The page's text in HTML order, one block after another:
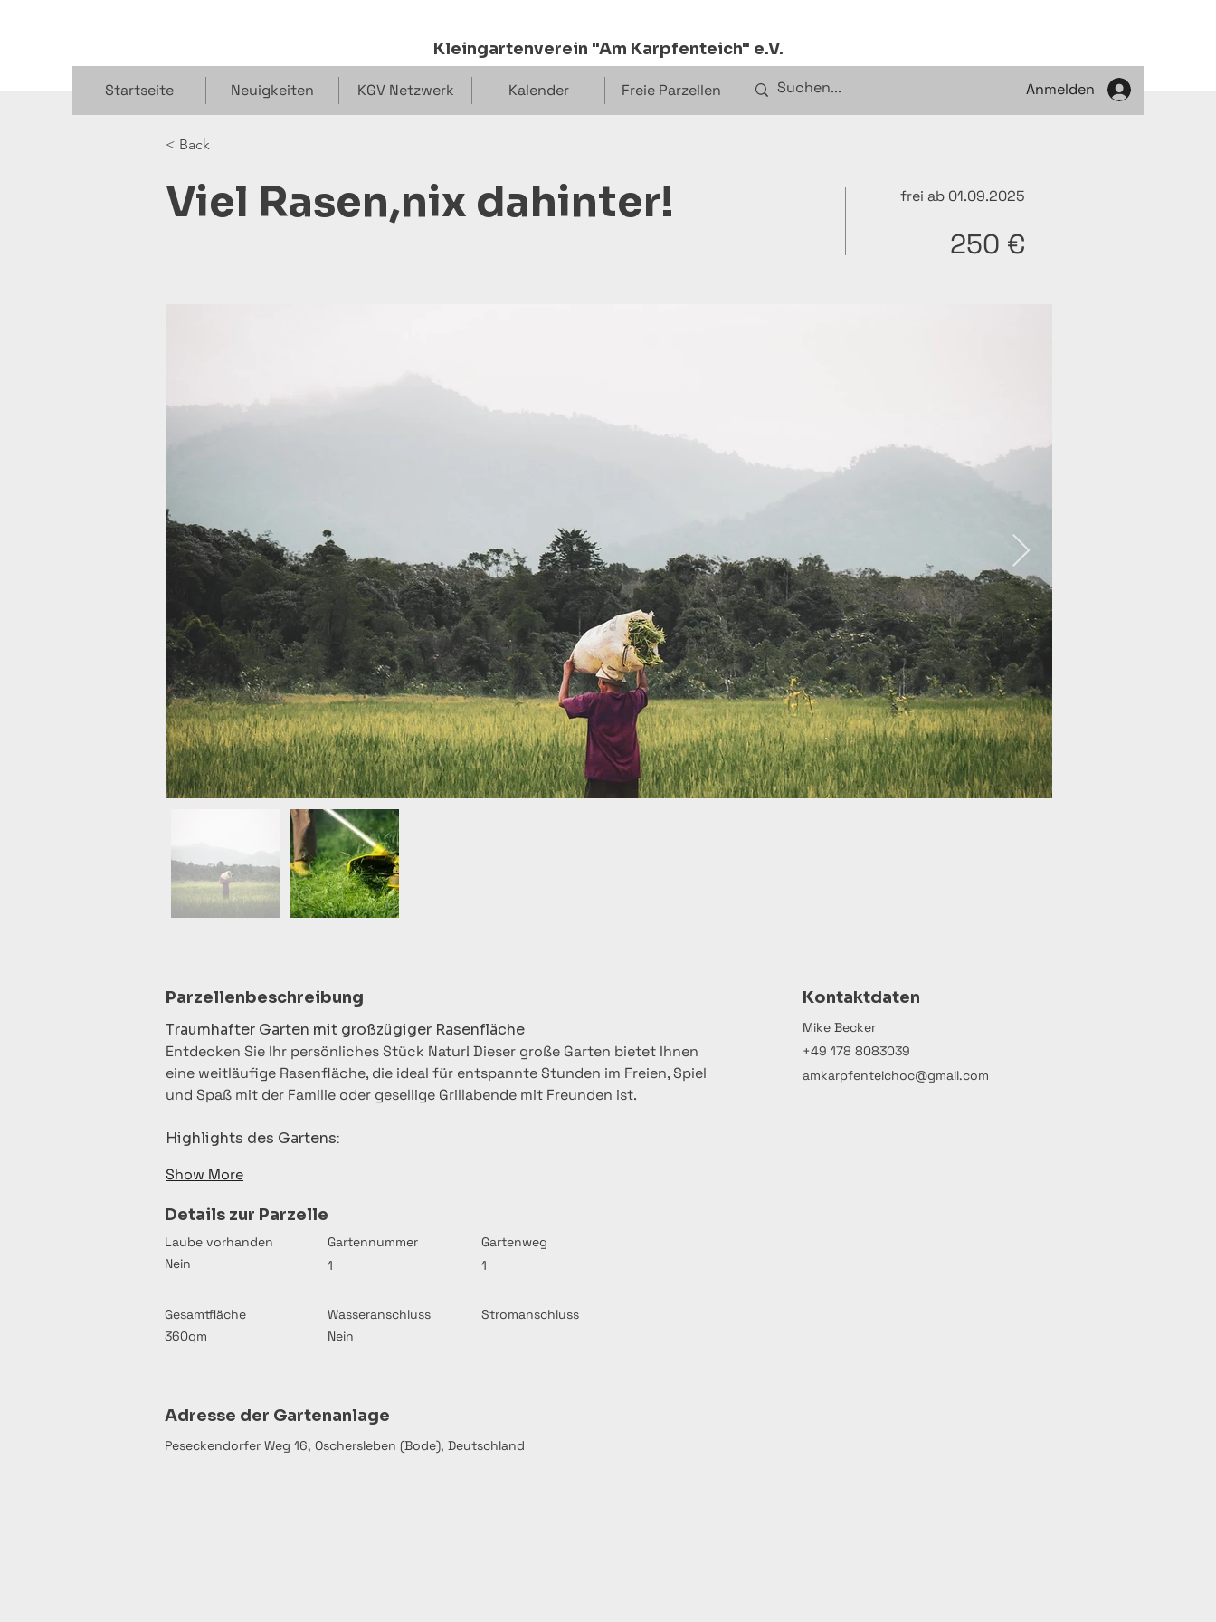
Kleingartenverein "Am Karpfenteich" e.V.
Startseite Neuigkeiten KGV Netzwerk Kalender Freie Parzellen Anmelden
< Back
Viel Rasen,nix dahinter! frei ab 01.09.2025
250 €
Parzellenbeschreibung
Traumhafter Garten mit großzügiger Rasenfläche
Entdecken Sie Ihr persönliches Stück Natur! Dieser große Garten bietet Ihnen
eine weitläufige Rasenfläche, die ideal für entspannte Stunden im Freien, Spiel
und Spaß mit der Familie oder gesellige Grillabende mit Freunden ist.
Highlights des Gartens:
Show More
Kontaktdaten
Mike Becker
+49 178 8083039
amkarpfenteichoc@gmail.com
Details zur Parzelle
Laube vorhanden
Nein
Gartennummer
1
Gartenweg
1
Gesamtfläche
360qm
Wasseranschluss
Nein
Stromanschluss
Adresse der Gartenanlage
Peseckendorfer Weg 16, Oschersleben (Bode), Deutschland